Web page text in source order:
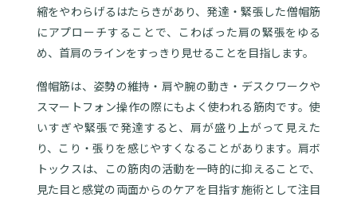
縮をやわらげるはたらきがあり、発達・緊張した僧帽筋
にアプローチすることで、こわばった肩の緊張をゆる
め、首肩のラインをすっきり見せることを目指します。
僧帽筋は、姿勢の維持・肩や腕の動き・デスクワークや
スマートフォン操作の際にもよく使われる筋肉です。使
いすぎや緊張で発達すると、肩が盛り上がって見えた
り、こり・張りを感じやすくなることがあります。肩ボ
トックスは、この筋肉の活動を一時的に抑えることで、
見た目と感覚の両面からのケアを目指す施術として注目